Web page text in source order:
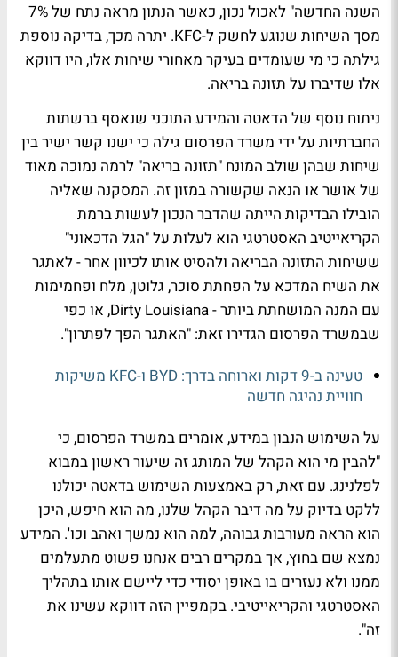
השנה החדשה" לאכול נכון, כאשר הנתון מראה נתח של 7%
מסך השיחות שנוגע לחשק ל-KFC. יתרה מכך, בדיקה נוספת
גילתה כי מי שעומדים בעיקר מאחורי שיחות אלו, היו דווקא
אלו שדיברו על תזונה בריאה.
ניתוח נוסף של הדאטה והמידע התוכני שנאסף ברשתות
החברתיות על ידי משרד הפרסום גילה כי ישנו קשר ישיר בין
שיחות שבהן שולב המונח "תזונה בריאה" לרמה נמוכה מאוד
של אושר או הנאה שקשורה במזון זה. המסקנה שאליה
הובילו הבדיקות הייתה שהדבר הנכון לעשות ברמת
הקריאייטיב האסטרטגי הוא לעלות על "הגל הדכאוני"
ששיחות התזונה הבריאה ולהסיט אותו לכיוון אחר - לאתגר
את השיח המדכא על הפחתת סוכר, גלוטן, מלח ופחמימות
עם המנה המושחתת ביותר - Dirty Louisiana, או כפי
שבמשרד הפרסום הגדירו זאת: "האתגר הפך לפתרון".
טעינה ב-9 דקות וארוחה בדרך: BYD ו-KFC משיקות
חוויית נהיגה חדשה
על השימוש הנבון במידע, אומרים במשרד הפרסום, כי
"להבין מי הוא הקהל של המותג זה שיעור ראשון במבוא
לפלנינג. עם זאת, רק באמצעות השימוש בדאטה יכולנו
ללקט בדיוק על מה דיבר הקהל שלנו, מה הוא חיפש, היכן
הוא הראה מעורבות גבוהה, למה הוא נמשך ואהב וכו'. המידע
נמצא שם בחוץ, אך במקרים רבים אנחנו פשוט מתעלמים
ממנו ולא נעזרים בו באופן יסודי כדי ליישם אותו בתהליך
האסטרטגי והקריאייטיבי. בקמפיין הזה דווקא עשינו את
זה".